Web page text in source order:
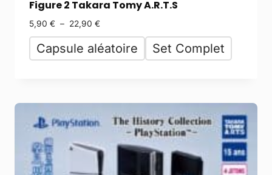
Figure 2 Takara Tomy A.R.T.S
5,90 € – 22,90 €
Capsule aléatoire Set Complet